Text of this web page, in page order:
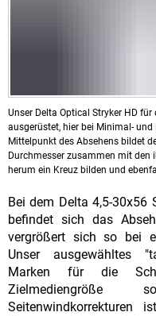
Unser Delta Optical Stryker HD für
ausgerüstet, hier bei Minimal-
Mittelpunkt des Absehens bildet
Durchmesser zusammen mit den
herum ein Kreuz bilden und
Bei dem Delta 4,5-30x56
befindet sich das
vergrößert sich so bei
Unser ausgewähltes
Marken für die
Zielmediengröße